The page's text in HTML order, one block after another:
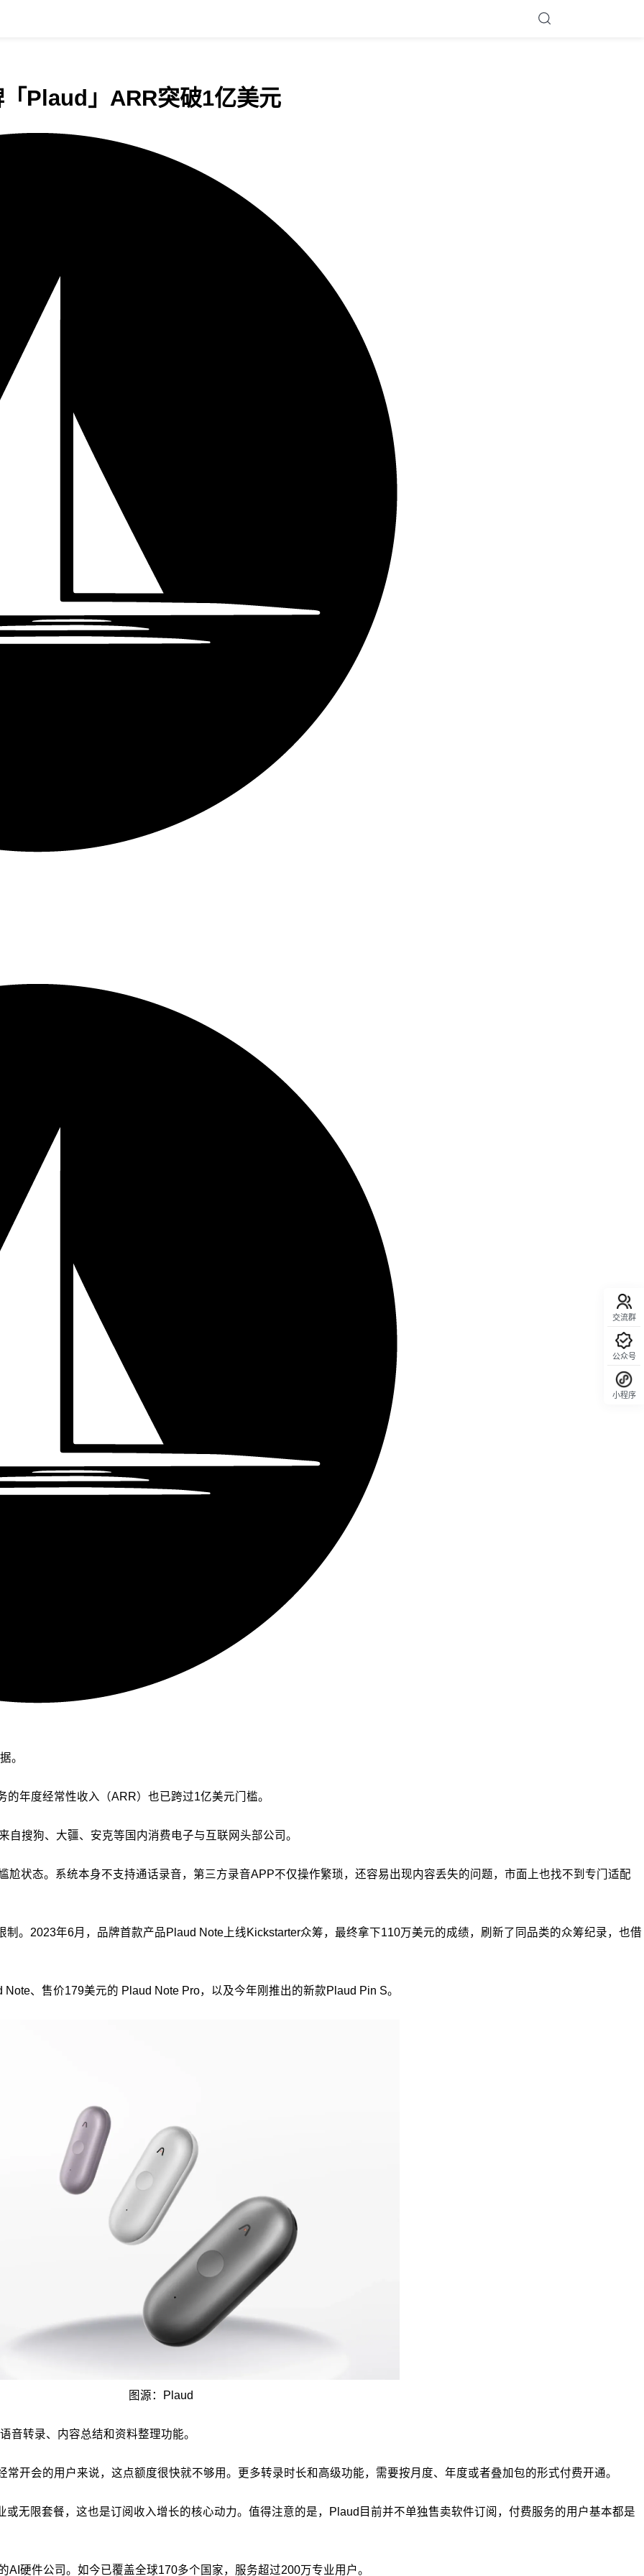
Plaud」ARR突破1亿美元
。
年度经常性收入（ARR）也已跨过1亿美元门槛。
搜狗、大疆、安克等国内消费电子与互联网头部公司。
状态。系统本身不支持通话录音，第三方录音APP不仅操作繁琐，还容易出现内容丢失的问题，市面上也找不到专门适配
。2023年6月，品牌首款产品Plaud Note上线Kickstarter众筹，最终拿下110万美元的成绩，刷新了同品类的众筹纪录，也借
、售价179美元的 Plaud Note Pro，以及今年刚推出的新款Plaud Pin S。
图源：Plaud
音转录、内容总结和资料整理功能。
开会的用户来说，这点额度很快就不够用。更多转录时长和高级功能，需要按月度、年度或者叠加包的形式付费开通。
无限套餐，这也是订阅收入增长的核心动力。值得注意的是，Plaud目前并不单独售卖软件订阅，付费服务的用户基本都是
硬件公司。如今已覆盖全球170多个国家，服务超过200万专业用户。
交流群
公众号
小程序